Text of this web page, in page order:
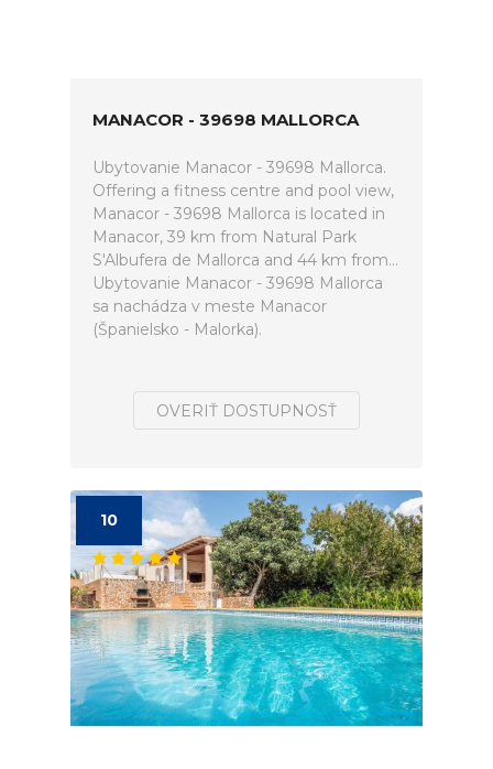
MANACOR - 39698 MALLORCA
Ubytovanie Manacor - 39698 Mallorca.
Offering a fitness centre and pool view,
Manacor - 39698 Mallorca is located in
Manacor, 39 km from Natural Park
S'Albufera de Mallorca and 44 km from...
Ubytovanie Manacor - 39698 Mallorca
sa nachádza v meste Manacor
(Španielsko - Malorka).
OVERIŤ DOSTUPNOSŤ
10